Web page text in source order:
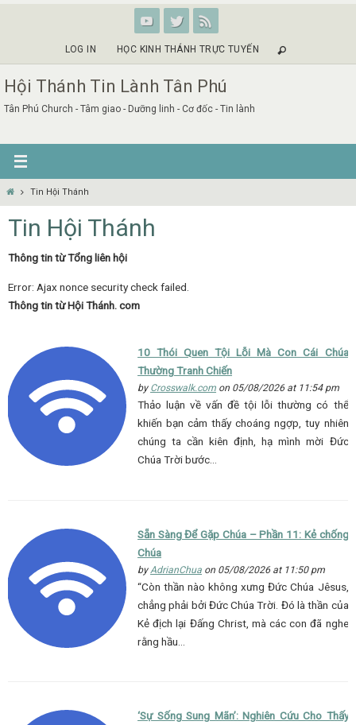
LOG IN HỌC KINH THÁNH TRỰC TUYẾN
Hội Thánh Tin Lành Tân Phú
Tân Phú Church - Tâm giao - Dưỡng linh - Cơ đốc - Tin lành
HomeTin Hội Thánh
Tin Hội Thánh
Thông tin từ Tổng liên hội
Error: Ajax nonce security check failed.
Thông tin từ Hội Thánh. com
10 Thói Quen Tội Lỗi Mà Con Cái Chúa
Thường Tranh Chiến
by Crosswalk.com on 05/08/2026 at 11:54 pm
Thảo luận về vấn đề tội lỗi thường có thể
khiến bạn cảm thấy choáng ngợp, tuy nhiên
chúng ta cần kiên định, hạ mình mời Đức
Chúa Trời bước…
Sẵn Sàng Để Gặp Chúa – Phần 11: Kẻ chống
Chúa
by AdrianChua on 05/08/2026 at 11:50 pm
“Còn thần nào không xưng Đức Chúa Jêsus,
chẳng phải bởi Đức Chúa Trời. Đó là thần của
Kẻ địch lại Đấng Christ, mà các con đã nghe
rằng hầu…
‘Sự Sống Sung Mãn’: Nghiên Cứu Cho Thấy